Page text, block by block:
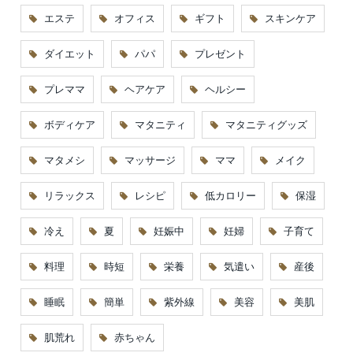
エステ オフィス ギフト スキンケア
ダイエット パパ プレゼント
プレママ ヘアケア ヘルシー
ボディケア マタニティ マタニティグッズ
マタメシ マッサージ ママ メイク
リラックス レシピ 低カロリー 保湿
冷え 夏 妊娠中 妊婦 子育て
料理 時短 栄養 気遣い 産後
睡眠 簡単 紫外線 美容 美肌
肌荒れ 赤ちゃん